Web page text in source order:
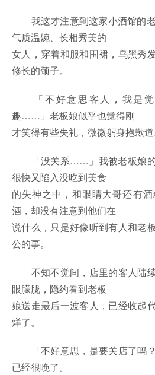
我这才注意到这家小酒馆的老
气质温婉、长相秀美的
女人，穿着和服和围裙，乌黑秀
修长的颈子。
「不好意思客人，我是觉
趣……」老板娘似乎也觉得刚
才笑得有些失礼，微微躬身抱歉道
「没关系……」我被老板娘的
很快又陷入没吃到美食
的失神之中，和眼睛大哥还有
酒，却没有注意到他们在
说什么，只是好像听到有人和老
公的事。
不知不觉间，店里的客人陆
眼朦胧，隐约看到老板
娘送走最后一波客人，已经收起
烊了。
「不好意思，是要关店了吗
已经很晚了。